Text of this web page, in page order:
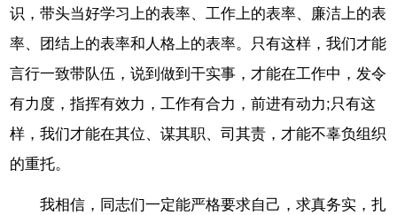
识，带头当好学习上的表率、工作上的表率、廉洁上的表
率、团结上的表率和人格上的表率。只有这样，我们才能
言行一致带队伍，说到做到干实事，才能在工作中，发令
有力度，指挥有效力，工作有合力，前进有动力;只有这
样，我们才能在其位、谋其职、司其责，才能不辜负组织
的重托。
我相信，同志们一定能严格要求自己，求真务实，扎